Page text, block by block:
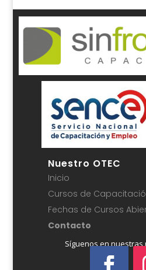
Nuestro OTEC
Inicio
Cursos de
Fechas de Cursos
Contacto
Síguenos en nuestras